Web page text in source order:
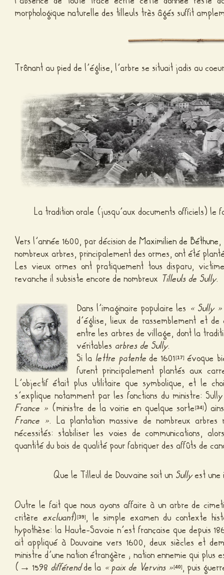
morphologique naturelle des tilleuls très âgés suffit
Trônant au pied de l’église, l’arbre se situait jadis au
La tradition orale (jusqu’aux documents officiels) le
Vers l’année 1600, par décision deMaximilien de Béthune
nombreux arbres, principalement des ormes, ont été
Les vieux ormes ont pratiquement tous disparu,
revanche il subsiste encore de nombreux Tilleuls de Sully.
Dans l’imaginaire populaire les « Sully »
d’église, lieux de rassemblement et
entre les arbres de village, dont la
véritables arbres de Sully.
Si la lettre patente de 1601[17] évoque
furent principalement plantés aux
L’objectif était plus utilitaire que symbolique, et le
s’explique notamment par les fonctions du ministre:
France » (ministre de la voirie en quelque sorte[34])
France ». La plantation massive de nombreux
nécessités: stabiliser les voies de communications,
quantité du bois de qualité pour fabriquer des affûts de
Que le Tilleul de Douvaine soit un Sullyest une
Outre le fait que nous ayons affaire à un arbre de
critère excluant)[39], le simple examen du contexte
hypothèse: la Haute-Savoie n’est française que depuis
ait appliqué à Douvaine vers 1600, deux siècles et
ministre d’une nation étrangère ; nation ennemie qui plus
(→ 1598 différendde la « paix de Vervins »[40], puis